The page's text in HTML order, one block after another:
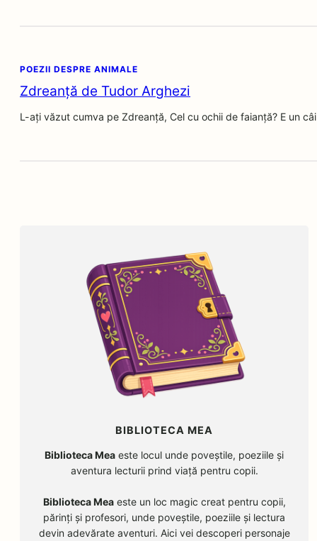
POEZII DESPRE ANIMALE
Zdreanță de Tudor Arghezi
L-ați văzut cumva pe Zdreanță, Cel cu ochii de faianță? E un
BIBLIOTECA MEA
Biblioteca Mea este locul unde poveștile, poeziile și
aventura lecturii prind viață pentru copii.
Biblioteca Meaeste un loc magic creat pentru copii,
părinți și profesori, unde poveștile, poeziile și lectura
devin adevărate aventuri. Aici vei descoperi personaje